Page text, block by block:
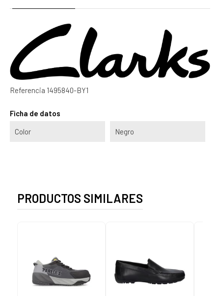
Referencia 1495840-BY1
Ficha de datos
Color Negro
PRODUCTOS SIMILARES